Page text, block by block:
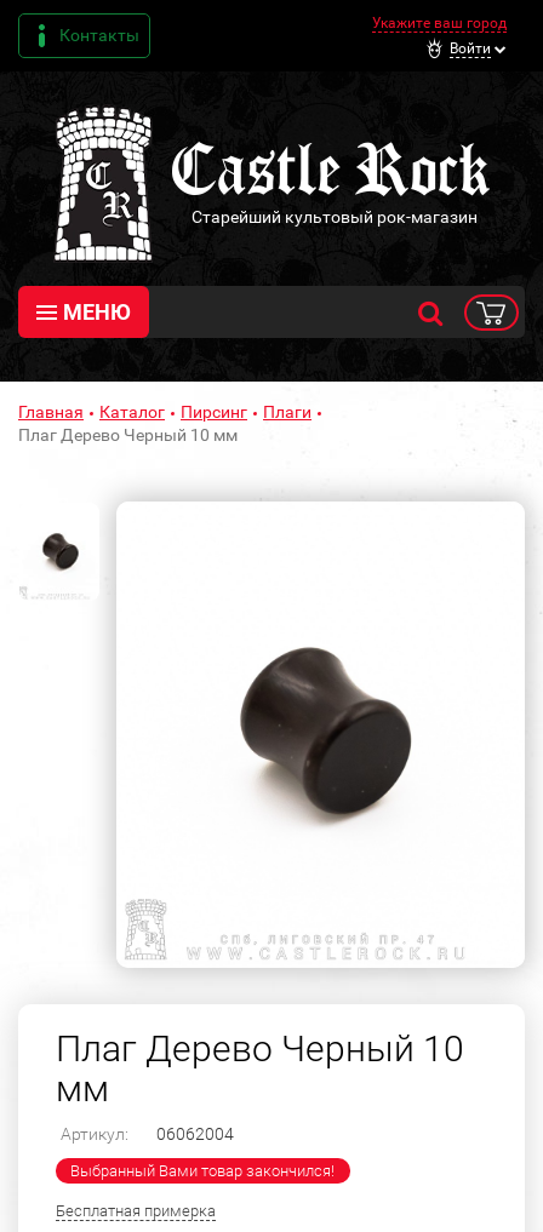
Контакты
Укажите ваш город
Войти
Старейший культовый рок-магазин
МЕНЮ
Главная Каталог Пирсинг
Плаги
Плаг Дерево Черный 10 мм
Плаг Дерево Черный 10
мм
Артикул: 06062004
Выбранный Вами товар закончился!
Бесплатная примерка